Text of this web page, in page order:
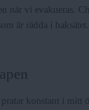
när vi evakueras.
är rädda i baksätet.
konstant i mitt